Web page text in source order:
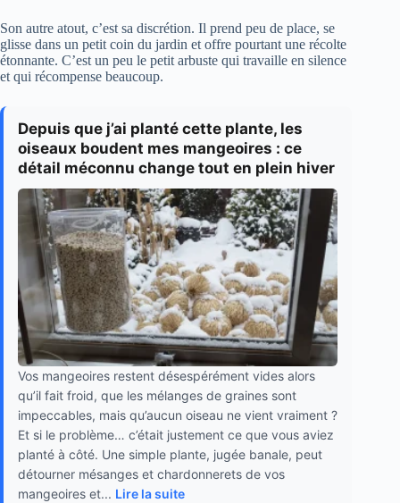
Son autre atout, c’est sa discrétion. Il prend peu de place, se
glisse dans un petit coin du jardin et offre pourtant une récolte
étonnante. C’est un peu le petit arbuste qui travaille en silence
et qui récompense beaucoup.
Depuis que j’ai planté cette plante, les
oiseaux boudent mes mangeoires : ce
détail méconnu change tout en plein hiver
Vos mangeoires restent désespérément vides alors
qu’il fait froid, que les mélanges de graines sont
impeccables, mais qu’aucun oiseau ne vient vraiment ?
Et si le problème… c’était justement ce que vous aviez
planté à côté. Une simple plante, jugée banale, peut
détourner mésanges et chardonnerets de vos
mangeoires et... Lire la suite